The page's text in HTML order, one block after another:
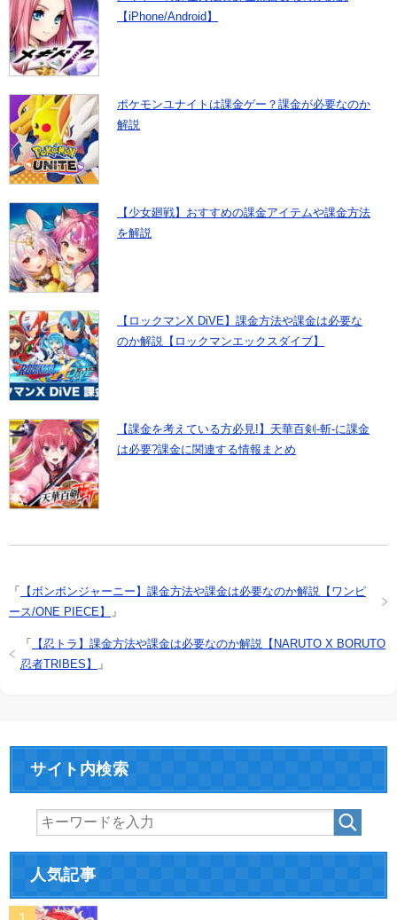
【iPhone/Android】
ポケモンユナイトは課金ゲー？課金が必要なのか
解説
【少女廻戦】おすすめの課金アイテムや課金方法
を解説
【ロックマンX DiVE】課金方法や課金は必要な
のか解説【ロックマンエックスダイブ】
【課金を考えている方必見!】天華百剣-斬-に課金
は必要?課金に関連する情報まとめ
「
【ボンボンジャーニー】課金方法や課金は必要なのか解説【ワンピ
ース/ONE PIECE】
」
「
【忍トラ】課金方法や課金は必要なのか解説【NARUTO X BORUTO
忍者TRIBES】
」
サイト内検索
人気記事